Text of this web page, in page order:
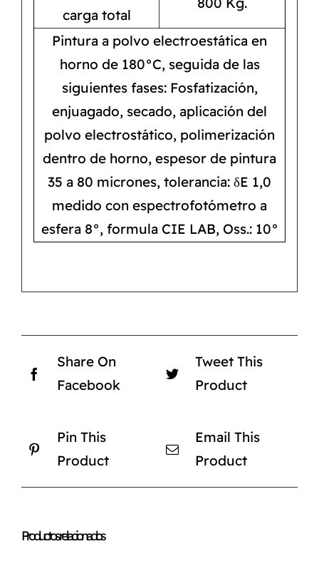
carga total
Pintura a polvo electroestática en
horno de 180°C, seguida de las
siguientes fases: Fosfatización,
enjuagado, secado, aplicación del
polvo electrostático, polimerización
dentro de horno, espesor de pintura
35 a 80 micrones, tolerancia: δE 1,0
medido con espectrofotómetro a
esfera 8°, formula CIE LAB, Oss.: 10°
Share On
Facebook
Tweet This
Product
Pin This
Product
Email This
Product
Productos relacionados